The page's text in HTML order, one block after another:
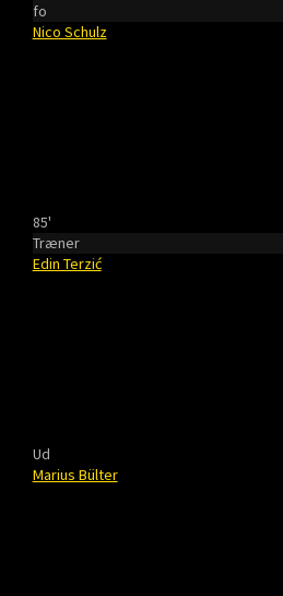
fo
Nico Schulz
85'
Træner
Edin Terzić
Ud
Marius Bülter